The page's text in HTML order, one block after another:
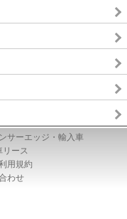
サーエッジ・輸入車
リース
用規約
わせ